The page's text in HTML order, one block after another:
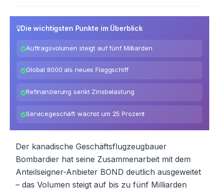
Die wichtigsten Punkte im Überblick
Auftragsvolumen steigt auf fünf Milliarden
Global 8000 als neues Flaggschiff
Refinanzierung senkt Zinsbelastung
Servicegeschäft wächst um 25 Prozent
Der kanadische Geschäftsflugzeugbauer
Bombardier hat seine Zusammenarbeit mit dem
Anteilseigner-Anbieter BOND deutlich ausgeweitet
– das Volumen steigt auf bis zu fünf Milliarden